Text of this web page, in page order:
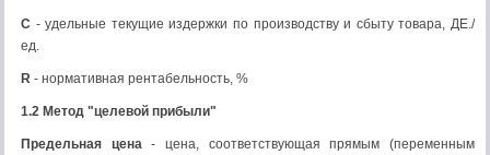
C - удельные текущие издержки по производству и сбыту товара, ДЕ./
ед.
R - нормативная рентабельность, %
1.2 Метод "целевой прибыли"
Предельная цена- цена, соответствующая прямым (переменным